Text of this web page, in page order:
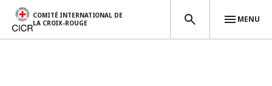
COMITÉ INTERNATIONAL DE
LA CROIX-ROUGE
MENU